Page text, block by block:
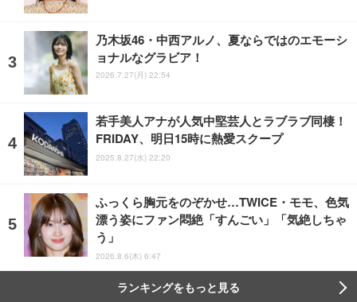
乃木坂46・中西アルノ、夏ならではのエモーシ
ョナルなグラビア！
2026.7.27(月) 22:54
若手美人アナが人気中堅芸人とラブラブ同棲！
FRIDAY、明日15時に熱愛スクープ
2025.8.27(水) 22:20
ふっくら胸元をのぞかせ…TWICE・モモ、色気
漂う姿にファン悶絶「すんごい」「気絶しちゃ
う」
2026.8.6(木) 6:47
ランキングをもっと見る